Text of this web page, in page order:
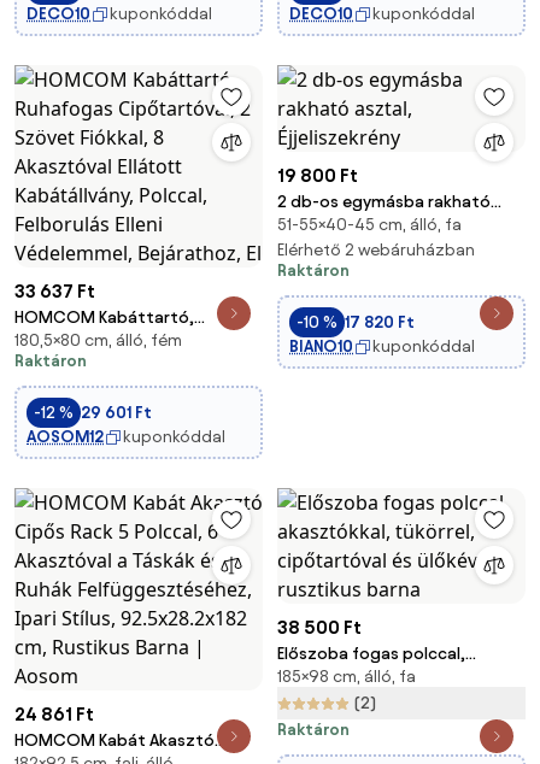
DECO10
kuponkóddal
DECO10
kuponkóddal
33 637 Ft
HOMCOM Kabáttartó,
Ruhafogas Cipőtartóval, 2
Szövet Fiókkal, 8 Akasztóval
Ellátott Kabátállvány, Polccal,
Felborulás Elleni Védelemmel,
Bejárathoz, El
180,5×80 cm, álló, fém
Raktáron
-12 % 29 601 Ft
AOSOM12
kuponkóddal
19 800 Ft
2 db-os egymásba rakható
asztal, Éjjeliszekrény
51-55×40-45 cm, álló, fa
Elérhető 2 webáruházban
Raktáron
-10 % 17 820 Ft
BIANO10
kuponkóddal
24 861 Ft
HOMCOM Kabát Akasztó
38 500 Ft
Előszoba fogas polccal,
akasztókkal, tükörrel,
cipőtartóval és ülőkével,
rusztikus barna
185×98 cm, álló, fa
(2)
Raktáron